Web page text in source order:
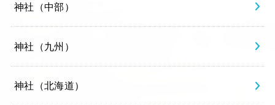
神社（中部）
神社（九州）
神社（北海道）